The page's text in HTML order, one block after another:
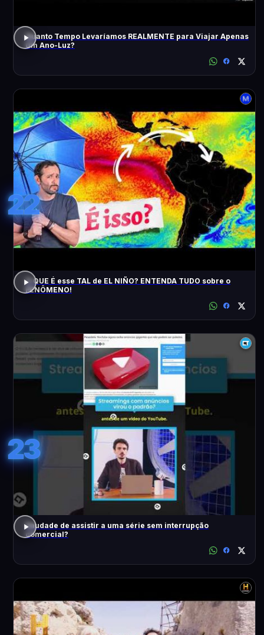
Quanto Tempo Levaríamos REALMENTE para Viajar Apenas
Um Ano-Luz?
22
O QUE É esse TAL de EL NIÑO? ENTENDA TUDO sobre o
FENÔMENO!
23
Saudade de assistir a uma série sem interrupção
comercial?